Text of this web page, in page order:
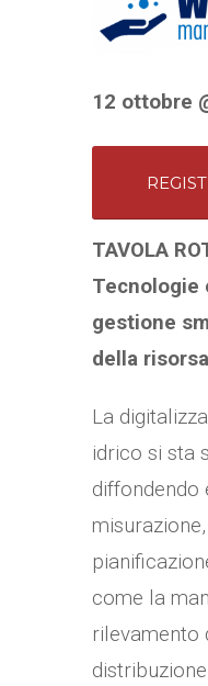
12 ottobre
TAVOLA
Tecnologie
gestione
della
La
idrico si sta
diffondendo
come la
rilevamento